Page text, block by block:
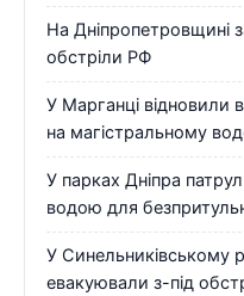
На Дніпропетровщині
обстріли РФ
У Марганці відновили
на магістральному
У парках Дніпра
водою для
У Синельниківському
евакуювали з-під